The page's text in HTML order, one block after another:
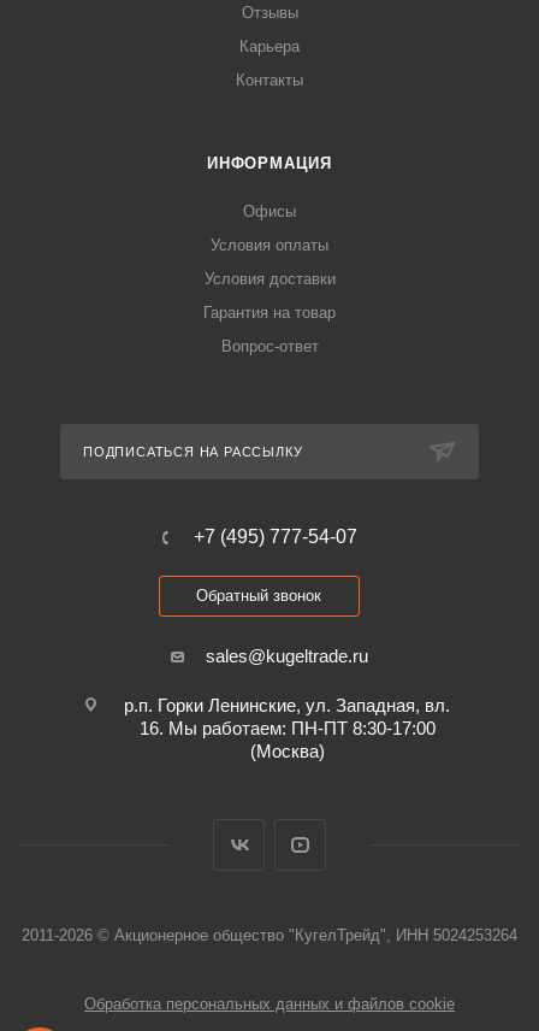
Отзывы
Карьера
Контакты
ИНФОРМАЦИЯ
Офисы
Условия оплаты
Условия доставки
Гарантия на товар
Вопрос-ответ
ПОДПИСАТЬСЯ НА РАССЫЛКУ
+7 (495) 777-54-07
Обратный звонок
sales@kugeltrade.ru
р.п. Горки Ленинские, ул. Западная, вл.
16. Мы работаем: ПН-ПТ 8:30-17:00
(Москва)
2011-2026 © Акционерное общество "КугелТрейд", ИНН 5024253264
Обработка персональных данных и файлов cookie